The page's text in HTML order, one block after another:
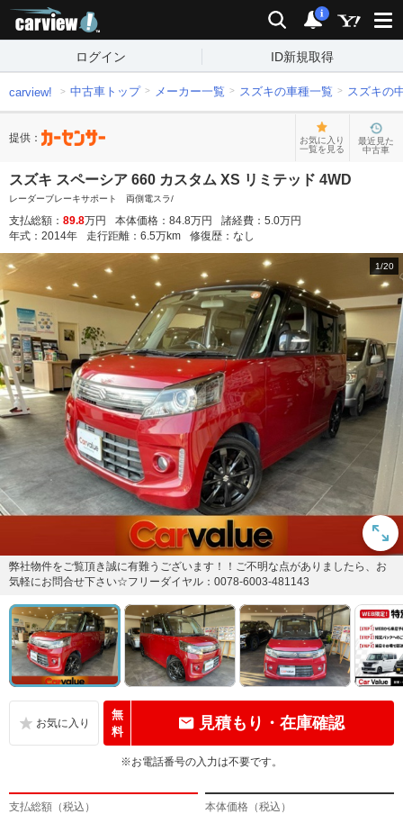
検索 通知
i
ログイン ID新規取得
carview! 中古車トップ メーカー一覧 スズキの車種一覧 スズキの
提供：
お気に入り
一覧を見る
最近見た
中古車
スズキ スペーシア 660 カスタム XS リミテッド 4WD
レーダーブレーキサポート 両側電スラ/
支払総額： 89.8万円 本体価格： 84.8万円 諸経費： 5.0万円
年式： 2014年 走行距離： 6.5万km 修復歴： なし
1/20
弊社物件をご覧頂き誠に有難うございます！！ご不明な点がありましたら、お
気軽にお問合せ下さい☆フリーダイヤル：0078-6003-481143
無
料
見積もり・在庫確認
※お電話番号の入力は不要です。
支払総額（税込） 本体価格（税込）